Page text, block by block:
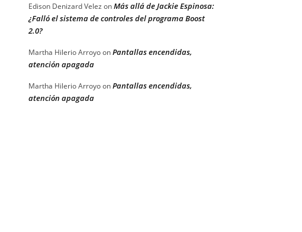
Edison Denizard Velez onMás allá de Jackie Espinosa:
¿Falló el sistema de controles del programa Boost
2.0?
Martha Hilerio ArroyoonPantallas encendidas,
atención apagada
Martha Hilerio ArroyoonPantallas encendidas,
atención apagada